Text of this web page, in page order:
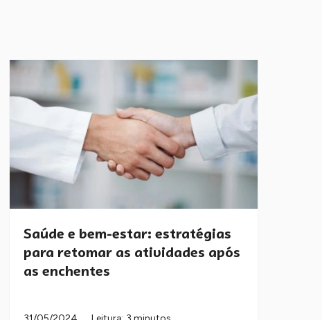
Saúde e bem-estar: estratégias
para retomar as atividades após
as enchentes